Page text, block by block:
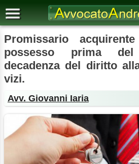
Promissario
possesso prima
decadenza del diritto
vizi.
Avv. Giovanni Iaria